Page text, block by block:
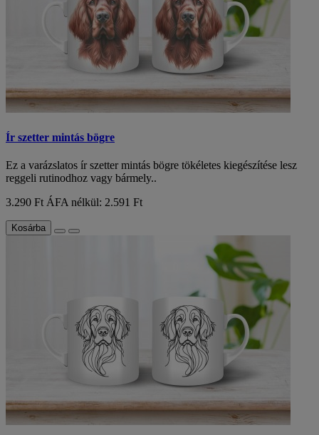
Ír szetter mintás bögre
Ez a varázslatos ír szetter mintás bögre tökéletes kiegészítése lesz
reggeli rutinodhoz vagy bármely..
3.290 Ft ÁFA nélkül: 2.591 Ft
Kosárba